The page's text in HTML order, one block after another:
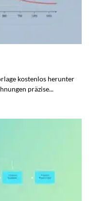
kostenlos herunter
präzise...